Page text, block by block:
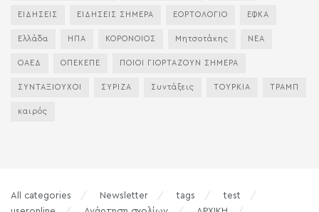
ΕΙΔΗΣΕΙΣ ΕΙΔΗΣΕΙΣ ΣΗΜΕΡΑ ΕΟΡΤΟΛΟΓΙΟ ΕΦΚΑ
Ελλάδα ΗΠΑ ΚΟΡΟΝΟΙΟΣ Μητσοτάκης ΝΕΑ
ΟΑΕΔ ΟΠΕΚΕΠΕ ΠΟΙΟΙ ΓΙΟΡΤΑΖΟΥΝ ΣΗΜΕΡΑ
ΣΥΝΤΑΞΙΟΥΧΟΙ ΣΥΡΙΖΑ Συντάξεις ΤΟΥΡΚΙΑ ΤΡΑΜΠ
καιρός
All categories Newsletter tags
test